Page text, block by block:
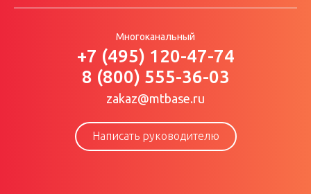
Многоканальный
+7 (495) 120-47-74
8 (800) 555-36-03
zakaz@mtbase.ru
Написать руководителю